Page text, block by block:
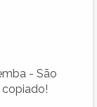
- São
copiado!